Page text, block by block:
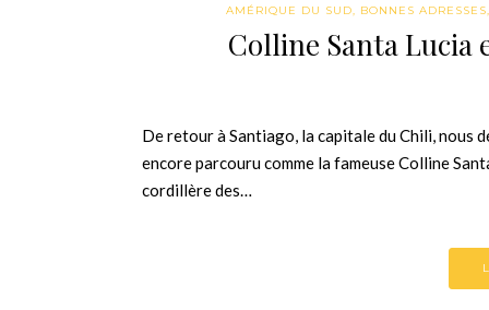
AMÉRIQUE DU SUD, BONNES ADRESSES
Colline Santa Lucia
De retour à Santiago, la capitale du Chili, nous
encore parcouru comme la fameuse Colline
cordillère des…